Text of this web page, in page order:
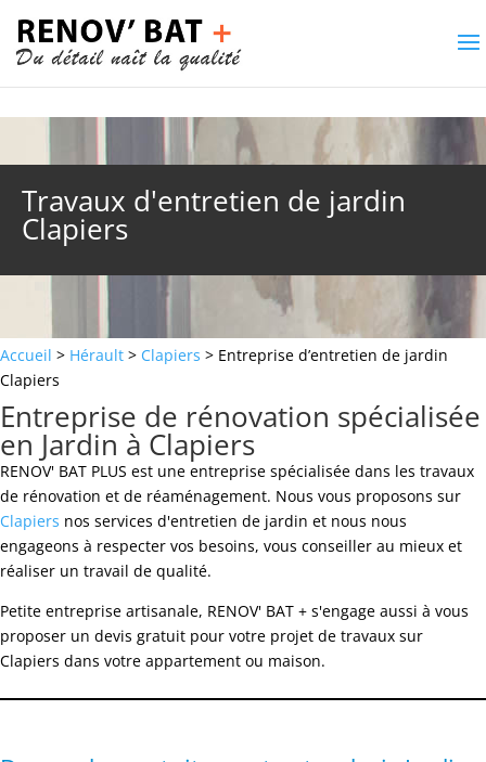
Travaux d'entretien de jardin
Clapiers
Accueil > Hérault > Clapiers > Entreprise d’entretien de jardin
Clapiers
Entreprise de rénovation spécialisée
en Jardin à Clapiers
RENOV' BAT PLUS est une entreprise spécialisée dans les travaux
de rénovation et de réaménagement. Nous vous proposons sur
Clapiers nos services d'entretien de jardin et nous nous
engageons à respecter vos besoins, vous conseiller au mieux et
réaliser un travail de qualité.
Petite entreprise artisanale, RENOV' BAT + s'engage aussi à vous
proposer un devis gratuit pour votre projet de travaux sur
Clapiers dans votre appartement ou maison.